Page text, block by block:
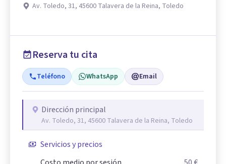
Av. Toledo, 31, 45600 Talavera de la Reina, Toledo
Reserva tu cita
Teléfono WhatsApp Email
Dirección principal
Av. Toledo, 31, 45600 Talavera de la Reina, Toledo
Servicios y precios